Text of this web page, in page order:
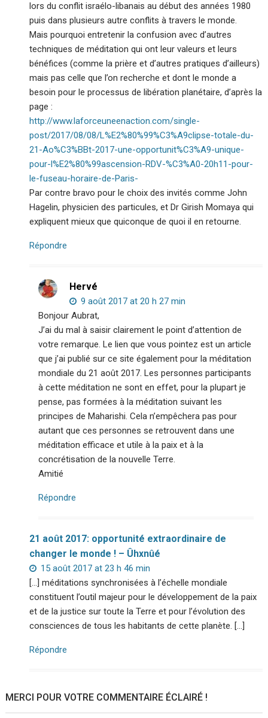
lors du conflit israélo-libanais au début des années 1980
puis dans plusieurs autre conflits à travers le monde.
Mais pourquoi entretenir la confusion avec d’autres
techniques de méditation qui ont leur valeurs et leurs
bénéfices (comme la prière et d’autres pratiques d’ailleurs)
mais pas celle que l’on recherche et dont le monde a
besoin pour le processus de libération planétaire, d’après la
page :
http://www.laforceuneenaction.com/single-
post/2017/08/08/L%E2%80%99%C3%A9clipse-totale-du-
21-Ao%C3%BBt-2017-une-opportunit%C3%A9-unique-
pour-l%E2%80%99ascension-RDV-%C3%A0-20h11-pour-
le-fuseau-horaire-de-Paris-
Par contre bravo pour le choix des invités comme John
Hagelin, physicien des particules, et Dr Girish Momaya qui
expliquent mieux que quiconque de quoi il en retourne.
Répondre
Hervé
9 août 2017 at 20 h 27 min
Bonjour Aubrat,
J’ai du mal à saisir clairement le point d’attention de
votre remarque. Le lien que vous pointez est un article
que j’ai publié sur ce site également pour la méditation
mondiale du 21 août 2017. Les personnes participants
à cette méditation ne sont en effet, pour la plupart je
pense, pas formées à la méditation suivant les
principes de Maharishi. Cela n’empêchera pas pour
autant que ces personnes se retrouvent dans une
méditation efficace et utile à la paix et à la
concrétisation de la nouvelle Terre.
Amitié
Répondre
21 août 2017: opportunité extraordinaire de
changer le monde ! – Ûhxnûé
15 août 2017 at 23 h 46 min
[…] méditations synchronisées à l’échelle mondiale
constituent l’outil majeur pour le développement de la paix
et de la justice sur toute la Terre et pour l’évolution des
consciences de tous les habitants de cette planète. […]
Répondre
MERCI POUR VOTRE COMMENTAIRE ÉCLAIRÉ !